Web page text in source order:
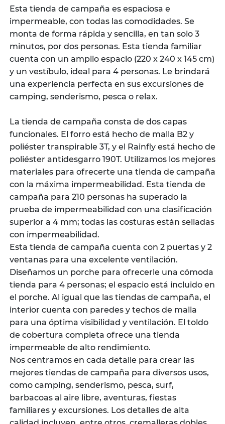
Esta tienda de campaña es espaciosa e
impermeable, con todas las comodidades. Se
monta de forma rápida y sencilla, en tan solo 3
minutos, por dos personas. Esta tienda familiar
cuenta con un amplio espacio (220 x 240 x 145 cm)
y un vestíbulo, ideal para 4 personas. Le brindará
una experiencia perfecta en sus excursiones de
camping, senderismo, pesca o relax.
La tienda de campaña consta de dos capas
funcionales. El forro está hecho de malla B2 y
poliéster transpirable 3T, y el Rainfly está hecho de
poliéster antidesgarro 190T. Utilizamos los mejores
materiales para ofrecerte una tienda de campaña
con la máxima impermeabilidad. Esta tienda de
campaña para 210 personas ha superado la
prueba de impermeabilidad con una clasificación
superior a 4 mm; todas las costuras están selladas
con impermeabilidad.
Esta tienda de campaña cuenta con 2 puertas y 2
ventanas para una excelente ventilación.
Diseñamos un porche para ofrecerle una cómoda
tienda para 4 personas; el espacio está incluido en
el porche. Al igual que las tiendas de campaña, el
interior cuenta con paredes y techos de malla
para una óptima visibilidad y ventilación. El toldo
de cobertura completa ofrece una tienda
impermeable de alto rendimiento.
Nos centramos en cada detalle para crear las
mejores tiendas de campaña para diversos usos,
como camping, senderismo, pesca, surf,
barbacoas al aire libre, aventuras, fiestas
familiares y excursiones. Los detalles de alta